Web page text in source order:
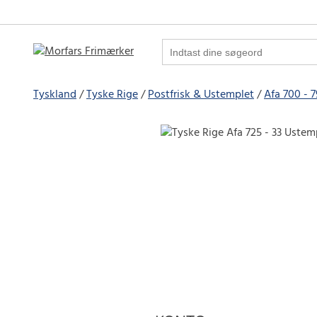
Tyskland Tyske Rige Postfrisk & Ustemplet Afa 700 -